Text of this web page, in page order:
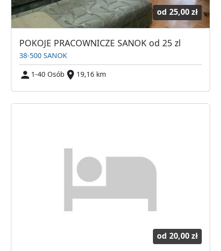
od 25,00 zł
POKOJE PRACOWNICZE SANOK od 25 zl
38-500 SANOK
1-40 Osób
19,16 km
od 20,00 zł